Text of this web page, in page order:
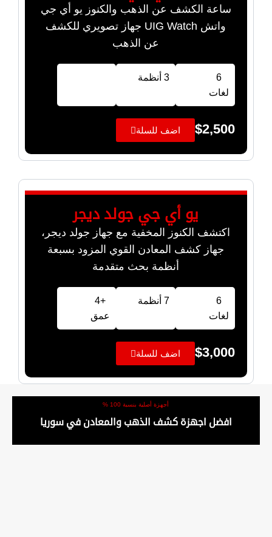
ساعة الكشف عن الذهب والكنوز يو أي جي
واتش UIG Watch جهاز تصويري للكشف
عن الذهب
6
لغات
3 أنظمة
$2,500 اضف للسلة
يو أي جي جولد ديجر
اكتشف الكنوز المخفية مع جهاز جولد ديجر،
جهاز كشف المعادن القوي المزود بسبعة
أنظمة بحث متقدمة
6
لغات
7 أنظمة
+4
عمق
$3,000 اضف للسلة
أجهزة أصلية بنسبة 100 %
افضل اجهزة كشف الذهب والمعادن في سوريا